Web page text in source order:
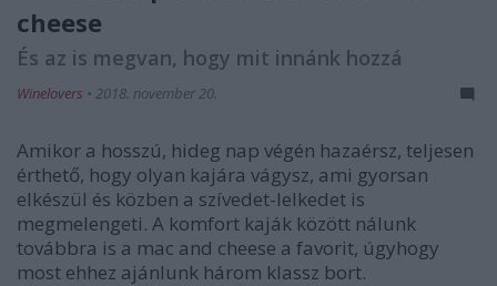
cheese
És az is megvan, hogy mit innánk hozzá
Winelovers • 2018. november 20.
Amikor a hosszú, hideg nap végén hazaérsz, teljesen
érthető, hogy olyan kajára vágysz, ami gyorsan
elkészül és közben a szívedet-lelkedet is
megmelengeti. A komfort kaják között nálunk
továbbra is a mac and cheese a favorit, úgyhogy
most ehhez ajánlunk három klassz bort.